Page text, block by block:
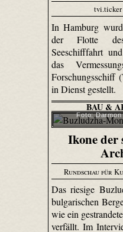
tvi.ticker
In Hamburg
der Flotte
Seeschifffahrt
das
Forschungsschiff
in Dienst gestellt.
BAU &
Foto:
Ikone der
Rundschau für
Das riesige
bulgarischen
wie ein
verfällt. Im